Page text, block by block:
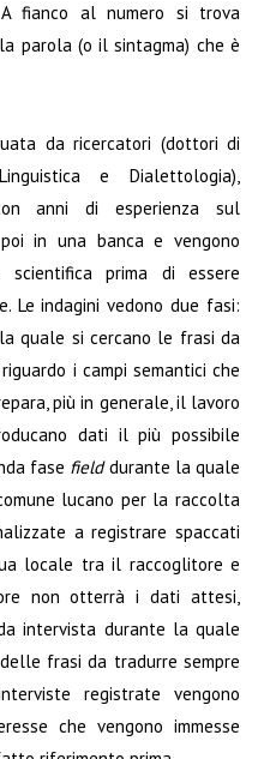
fianco al numero si trova
parola (o il sintagma) che è
da ricercatori (dottori di
e Dialettologia),
anni di esperienza sul
in una banca e vengono
prima di essere
Le indagini vedono due fasi:
quale si cercano le frasi da
i campi semantici che
più in generale, il lavoro
dati il più possibile
fase fielddurante la quale
lucano per la raccolta
a registrare spaccati
locale tra il raccoglitore e
non otterrà i dati attesi,
intervista durante la quale
frasi da tradurre sempre
registrate vengono
che vengono immesse